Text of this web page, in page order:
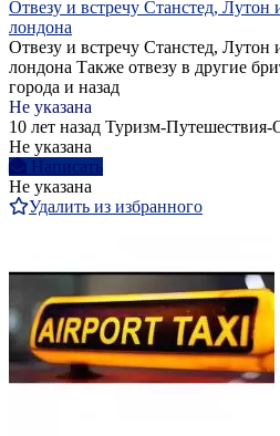
Отвезу и встречу Станстед, Лутон
лондона
Отвезу и встречу Станстед, Лутон
лондона Также отвезу в другие
города и назад
Не указана
10 лет назад Туризм-
Не указана
Написать
Не указана
Удалить из избранного